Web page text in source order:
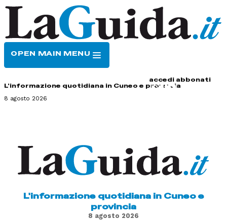
OPEN MAIN MENU
accedi abbonati
L'informazione quotidiana in Cuneo e provincia
8 agosto 2026
L'informazione quotidiana in Cuneo e
provincia
8 agosto 2026